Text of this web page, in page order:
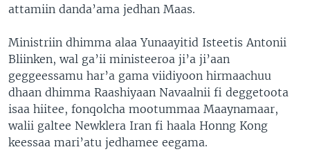
attamiin danda’ama jedhan Maas.
Ministriin dhimma alaa Yunaayitid Isteetis Antonii
Bliinken, wal ga’ii ministeeroa ji’a ji’aan
geggeessamu har’a gama viidiyoon hirmaachuu
dhaan dhimma Raashiyaan Navaalnii fi deggetoota
isaa hiitee, fonqolcha mootummaa Maaynamaar,
walii galtee Newklera Iran fi haala Honng Kong
keessaa mari’atu jedhamee eegama.